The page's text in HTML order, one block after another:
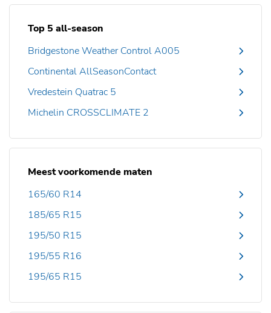
Top 5 all-season
Bridgestone Weather Control A005
Continental AllSeasonContact
Vredestein Quatrac 5
Michelin CROSSCLIMATE 2
Meest voorkomende maten
165/60 R14
185/65 R15
195/50 R15
195/55 R16
195/65 R15